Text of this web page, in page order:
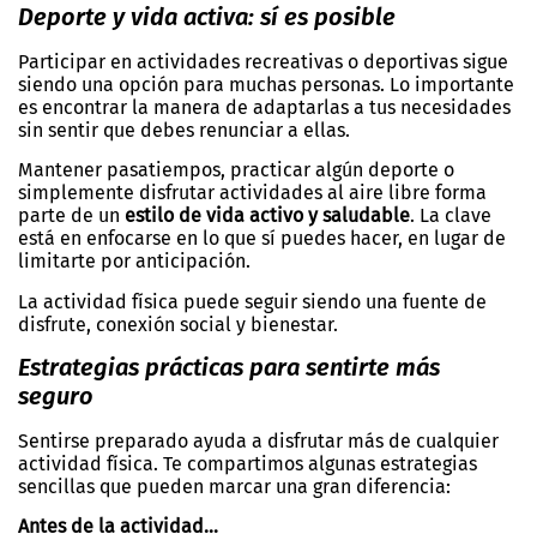
Deporte y vida activa: sí es posible
Participar en actividades recreativas o deportivas sigue
siendo una opción para muchas personas. Lo importante
es encontrar la manera de adaptarlas a tus necesidades
sin sentir que debes renunciar a ellas.
Mantener pasatiempos, practicar algún deporte o
simplemente disfrutar actividades al aire libre forma
parte de un estilo de vida activo y saludable. La clave
está en enfocarse en lo que sí puedes hacer, en lugar de
limitarte por anticipación.
La actividad física puede seguir siendo una fuente de
disfrute, conexión social y bienestar.
Estrategias prácticas para sentirte más
seguro
Sentirse preparado ayuda a disfrutar más de cualquier
actividad física. Te compartimos algunas estrategias
sencillas que pueden marcar una gran diferencia:
Antes de la actividad…